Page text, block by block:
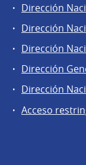
Áreas
de
la
Dirección
General
de
Secretaría
Dirección
Dirección
Dirección
Dirección
Dirección
Acceso